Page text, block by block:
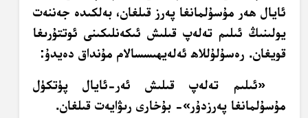
ئايال ھەر مۇسۇلمانغا پەرز قىلغان، بەلكىدە جەننەت
يولىنىڭ ئىلىم تەلەپ قىلىش ئىكەنلىكىنى ئوتتۇرىغا
قويغان. رەسۇلۇللاھ ئەلەيھىسسالام مۇنداق دەيدۇ:
«ئىلىم تەلەپ قىلىش ئەر-ئايال پۈتكۈل
مۇسۇلمانغا پەرزدۇر»- بۇخارى رىۋايەت قىلغان.